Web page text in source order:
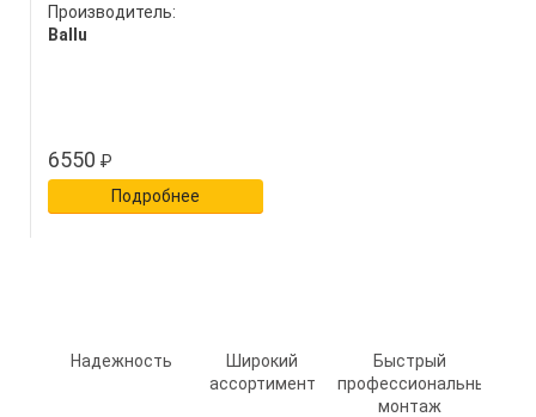
Производитель:
Ballu
6550 ₽
Подробнее
Надежность
Широкий
ассортимент
Быстрый
профессиональный
монтаж